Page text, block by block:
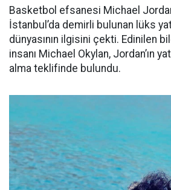
Basketbol efsanesi Michael
İstanbul’da demirli bulunan lüks
dünyasının ilgisini çekti. Edinilen
insanı Michael Okylan, Jordan’ın
alma teklifinde bulundu.